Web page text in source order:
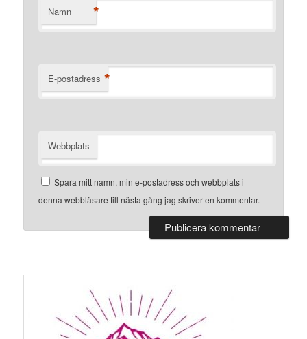
Namn *
E-postadress *
Webbplats
Spara mitt namn, min e-postadress och webbplats i
denna webbläsare till nästa gång jag skriver en kommentar.